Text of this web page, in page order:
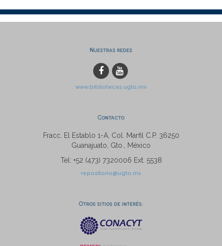
Nuestras redes
www.bibliotecas.ugto.mx
Contacto
Fracc. El Establo 1-A, Col. Marfil C.P. 36250
Guanajuato, Gto., México
Tel: +52 (473) 7320006 Ext. 5538
repositorio@ugto.mx
Otros sitios de interés: